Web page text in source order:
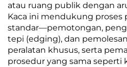
atau ruang publik dengan
Kaca ini mendukung proses
standar—pemotongan,
tepi (edging), dan
peralatan khusus, serta
prosedur yang sama seperti